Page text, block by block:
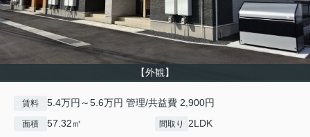
【外観】
賃料 5.4万円～5.6万円 管理/共益費 2,900円
面積 57.32㎡ 間取り 2LDK